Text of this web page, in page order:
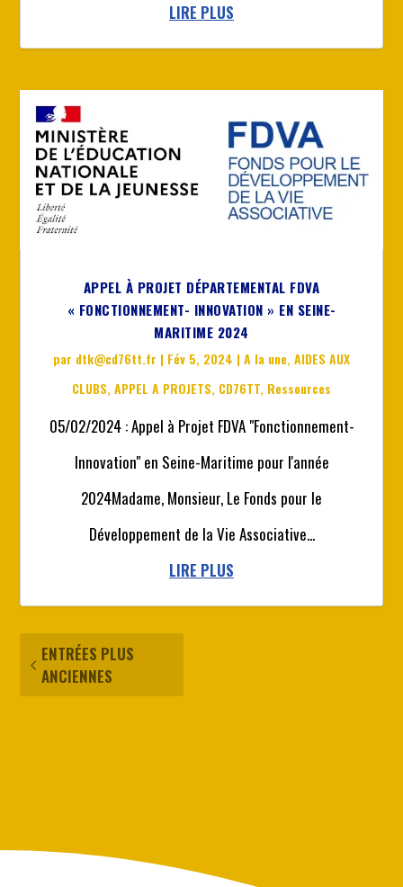
LIRE PLUS
APPEL À PROJET DÉPARTEMENTAL FDVA
« FONCTIONNEMENT- INNOVATION » EN SEINE-
MARITIME 2024
par dtk@cd76tt.fr | Fév 5, 2024 |A la une,AIDES AUX
CLUBS,APPEL A PROJETS, CD76TT, Ressources
05/02/2024 : Appel à Projet FDVA "Fonctionnement-
Innovation" en Seine-Maritime pour l'année
2024Madame, Monsieur, Le Fonds pour le
Développement de la Vie Associative...
LIRE PLUS
ENTRÉES PLUS
ANCIENNES